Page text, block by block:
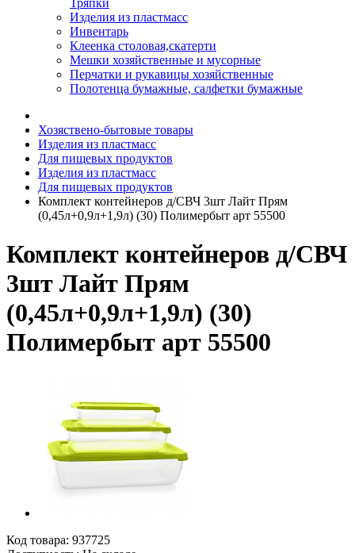
Тряпки
Изделия из пластмасс
Инвентарь
Клеенка столовая,скатерти
Мешки хозяйственные и мусорные
Перчатки и рукавицы хозяйственные
Полотенца бумажные, салфетки бумажные
Хозяствено-бытовые товары
Изделия из пластмасс
Для пищевых продуктов
Изделия из пластмасс
Для пищевых продуктов
Комплект контейнеров д/СВЧ 3шт Лайт Прям
(0,45л+0,9л+1,9л) (30) Полимербыт арт 55500
Комплект контейнеров д/СВЧ
3шт Лайт Прям
(0,45л+0,9л+1,9л) (30)
Полимербыт арт 55500
Код товара: 937725